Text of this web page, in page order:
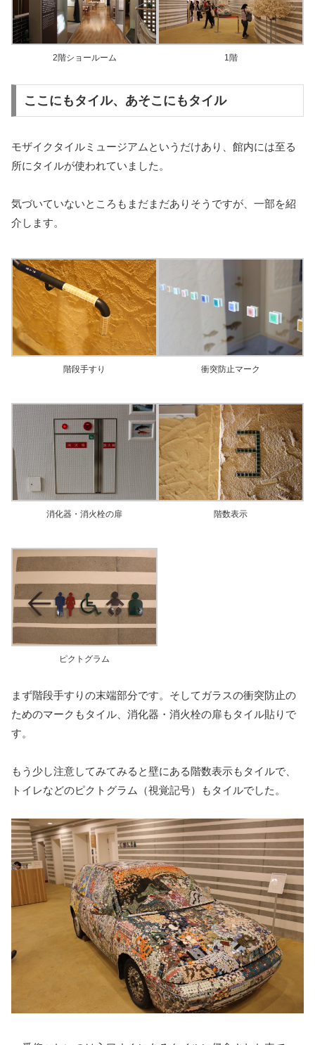
2階ショールーム 1階
ここにもタイル、あそこにもタイル
モザイクタイルミュージアムというだけあり、館内には至る
所にタイルが使われていました。
気づいていないところもまだまだありそうですが、一部を紹
介します。
階段手すり 衝突防止マーク
消化器・消火栓の扉 階数表示
ピクトグラム
まず階段手すりの末端部分です。そしてガラスの衝突防止の
ためのマークもタイル、消化器・消火栓の扉もタイル貼りで
す。
もう少し注意してみてみると壁にある階数表示もタイルで、
トイレなどのピクトグラム（視覚記号）もタイルでした。